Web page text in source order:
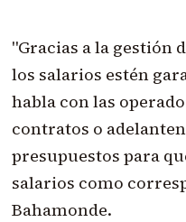
"Gracias a la gestión
los salarios estén
habla con las
contratos o
presupuestos para
salarios como
Bahamonde.